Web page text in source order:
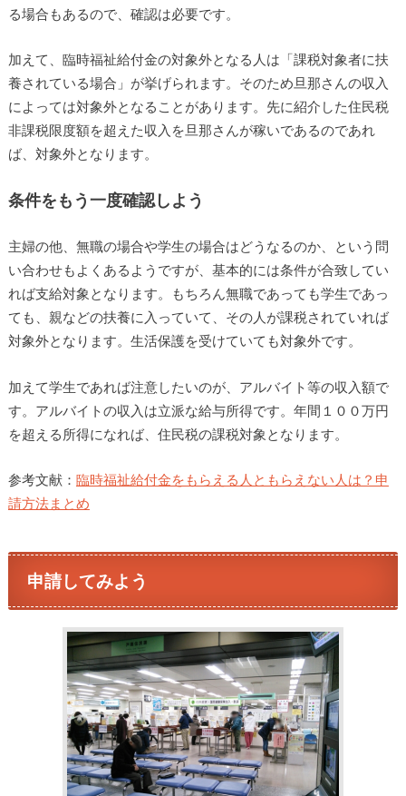
る場合もあるので、確認は必要です。
加えて、臨時福祉給付金の対象外となる人は「課税対象者に扶
養されている場合」が挙げられます。そのため旦那さんの収入
によっては対象外となることがあります。先に紹介した住民税
非課税限度額を超えた収入を旦那さんが稼いであるのであれ
ば、対象外となります。
条件をもう一度確認しよう
主婦の他、無職の場合や学生の場合はどうなるのか、という問
い合わせもよくあるようですが、基本的には条件が合致してい
れば支給対象となります。もちろん無職であっても学生であっ
ても、親などの扶養に入っていて、その人が課税されていれば
対象外となります。生活保護を受けていても対象外です。
加えて学生であれば注意したいのが、アルバイト等の収入額で
す。アルバイトの収入は立派な給与所得です。年間１００万円
を超える所得になれば、住民税の課税対象となります。
参考文献： 臨時福祉給付金をもらえる人ともらえない人は？申
請方法まとめ
申請してみよう